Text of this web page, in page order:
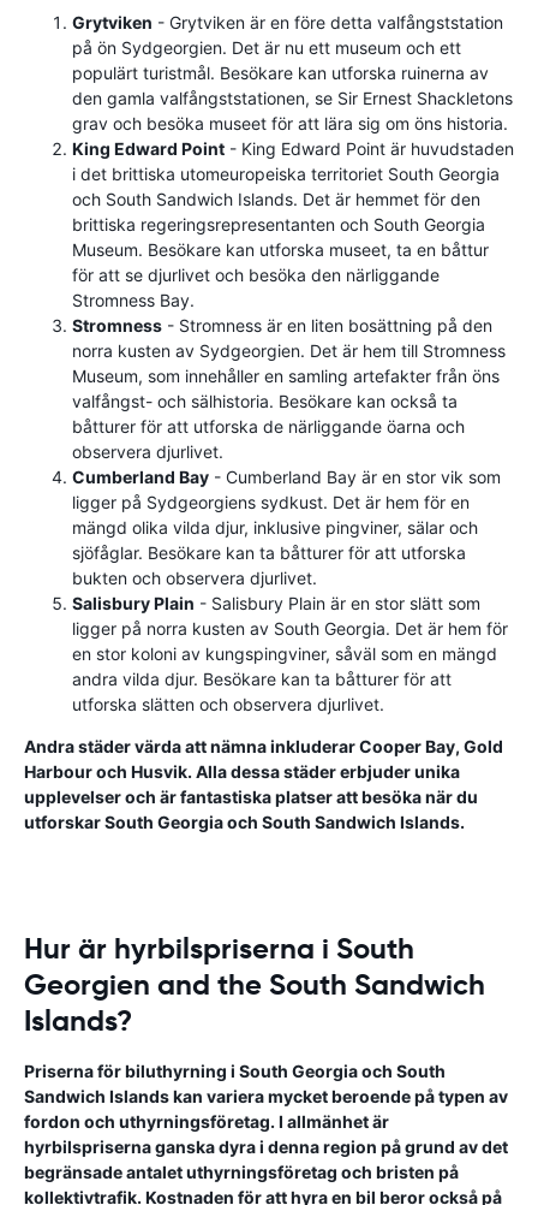
Grytviken - Grytviken är en före detta valfångststation
på ön Sydgeorgien. Det är nu ett museum och ett
populärt turistmål. Besökare kan utforska ruinerna av
den gamla valfångststationen, se Sir Ernest Shackletons
grav och besöka museet för att lära sig om öns historia.
King Edward Point - King Edward Point är huvudstaden
i det brittiska utomeuropeiska territoriet South Georgia
och South Sandwich Islands. Det är hemmet för den
brittiska regeringsrepresentanten och South Georgia
Museum. Besökare kan utforska museet, ta en båttur
för att se djurlivet och besöka den närliggande
Stromness Bay.
Stromness - Stromness är en liten bosättning på den
norra kusten av Sydgeorgien. Det är hem till Stromness
Museum, som innehåller en samling artefakter från öns
valfångst- och sälhistoria. Besökare kan också ta
båtturer för att utforska de närliggande öarna och
observera djurlivet.
Cumberland Bay - Cumberland Bay är en stor vik som
ligger på Sydgeorgiens sydkust. Det är hem för en
mängd olika vilda djur, inklusive pingviner, sälar och
sjöfåglar. Besökare kan ta båtturer för att utforska
bukten och observera djurlivet.
Salisbury Plain - Salisbury Plain är en stor slätt som
ligger på norra kusten av South Georgia. Det är hem för
en stor koloni av kungspingviner, såväl som en mängd
andra vilda djur. Besökare kan ta båtturer för att
utforska slätten och observera djurlivet.
Andra städer värda att nämna inkluderar Cooper Bay, Gold
Harbour och Husvik. Alla dessa städer erbjuder unika
upplevelser och är fantastiska platser att besöka när du
utforskar South Georgia och South Sandwich Islands.
Hur är hyrbilspriserna i South
Georgien and the South Sandwich
Islands?
Priserna för biluthyrning i South Georgia och South
Sandwich Islands kan variera mycket beroende på typen av
fordon och uthyrningsföretag. I allmänhet är
hyrbilspriserna ganska dyra i denna region på grund av det
begränsade antalet uthyrningsföretag och bristen på
kollektivtrafik. Kostnaden för att hyra en bil beror också på